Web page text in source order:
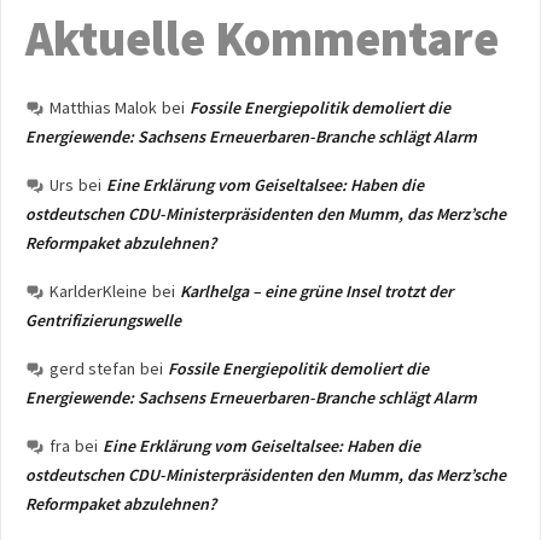
Aktuelle Kommentare
Matthias Malok bei Fossile Energiepolitik demoliert die
Energiewende: Sachsens Erneuerbaren-Branche schlägt Alarm
Urs bei Eine Erklärung vom Geiseltalsee: Haben die
ostdeutschen CDU-Ministerpräsidenten den Mumm, das Merz’sche
Reformpaket abzulehnen?
KarlderKleine bei Karlhelga – eine grüne Insel trotzt der
Gentrifizierungswelle
gerd stefan bei Fossile Energiepolitik demoliert die
Energiewende: Sachsens Erneuerbaren-Branche schlägt Alarm
fra bei Eine Erklärung vom Geiseltalsee: Haben die
ostdeutschen CDU-Ministerpräsidenten den Mumm, das Merz’sche
Reformpaket abzulehnen?